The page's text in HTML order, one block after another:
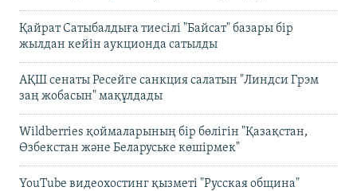
Қайрат Сатыбалдыға тиесілі "Байсат" базары бір
жылдан кейін аукционда сатылды
АҚШ сенаты Ресейге санкция салатын "Линдси Грэм
заң жобасын" мақұлдады
Wildberries қоймаларының бір бөлігін "Қазақстан,
Өзбекстан және Беларуське көшірмек"
YouTube видеохостинг қызметі "Русская община"